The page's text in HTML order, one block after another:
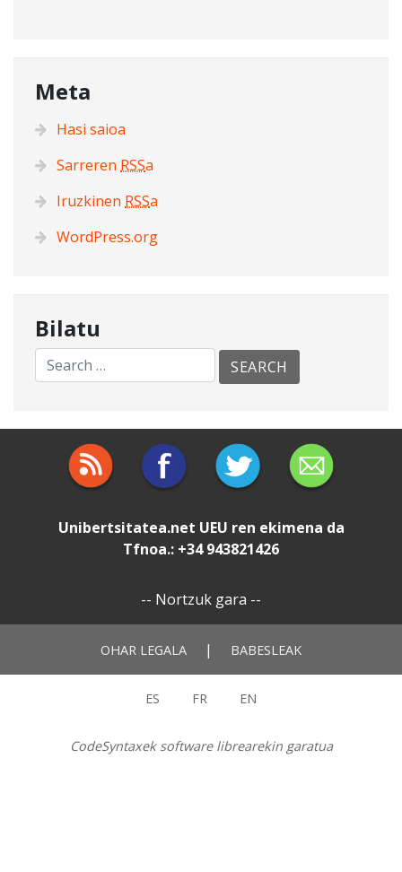
Meta
Hasi saioa
Sarreren RSSa
Iruzkinen RSSa
WordPress.org
Bilatu
Unibertsitatea.net UEU ren ekimena da
Tfnoa.: +34 943821426
-- Nortzuk gara --
OHAR LEGALA | BABESLEAK
ES FR EN
CodeSyntaxek software librearekin garatua